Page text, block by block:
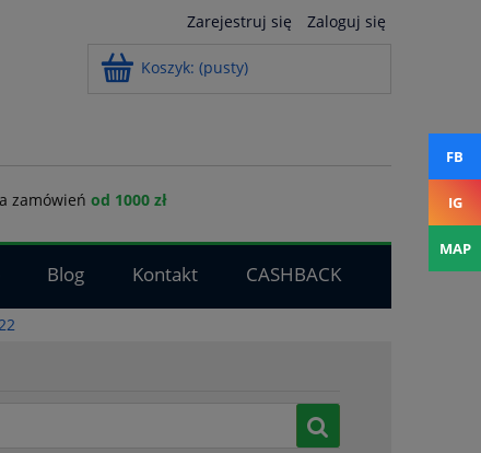
Zarejestruj się Zaloguj się
Koszyk: (pusty)
zamówień od 1000 zł
Blog Kontakt
CASHBACK
FB
IG
MAP